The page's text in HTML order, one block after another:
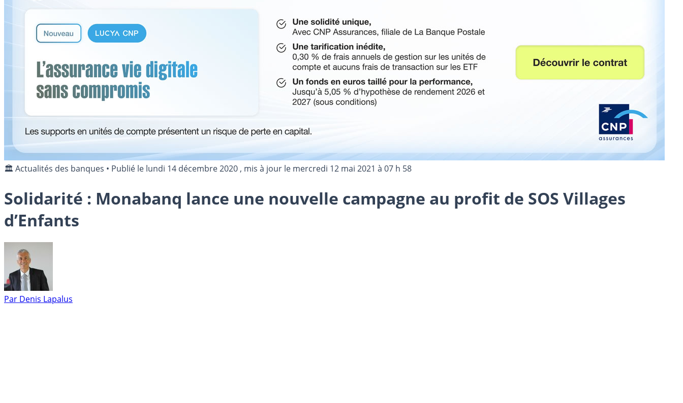
🏛️ Actualités des banques • Publié le lundi 14 décembre 2020 , mis à jour le mercredi 12 mai 2021 à 07 h 58
Solidarité : Monabanq lance une nouvelle campagne au profit de SOS Villages
d’Enfants
Par Denis Lapalus